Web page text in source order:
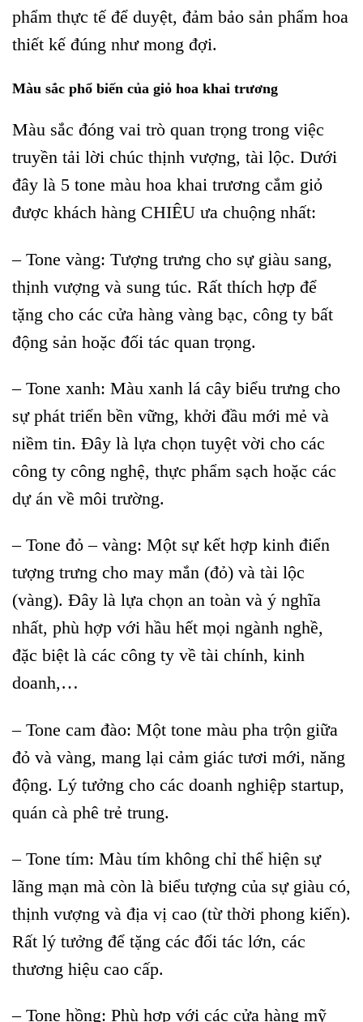
phẩm thực tế để duyệt, đảm bảo sản phẩm hoa
thiết kế đúng như mong đợi.
Màu sắc phổ biến của giỏ hoa khai trương
Màu sắc đóng vai trò quan trọng trong việc
truyền tải lời chúc thịnh vượng, tài lộc. Dưới
đây là 5 tone màu hoa khai trương cắm giỏ
được khách hàng CHIÊU ưa chuộng nhất:
– Tone vàng: Tượng trưng cho sự giàu sang,
thịnh vượng và sung túc. Rất thích hợp để
tặng cho các cửa hàng vàng bạc, công ty bất
động sản hoặc đối tác quan trọng.
– Tone xanh: Màu xanh lá cây biểu trưng cho
sự phát triển bền vững, khởi đầu mới mẻ và
niềm tin. Đây là lựa chọn tuyệt vời cho các
công ty công nghệ, thực phẩm sạch hoặc các
dự án về môi trường.
– Tone đỏ – vàng: Một sự kết hợp kinh điển
tượng trưng cho may mắn (đỏ) và tài lộc
(vàng). Đây là lựa chọn an toàn và ý nghĩa
nhất, phù hợp với hầu hết mọi ngành nghề,
đặc biệt là các công ty về tài chính, kinh
doanh,…
– Tone cam đào: Một tone màu pha trộn giữa
đỏ và vàng, mang lại cảm giác tươi mới, năng
động. Lý tưởng cho các doanh nghiệp startup,
quán cà phê trẻ trung.
– Tone tím: Màu tím không chỉ thể hiện sự
lãng mạn mà còn là biểu tượng của sự giàu có,
thịnh vượng và địa vị cao (từ thời phong kiến).
Rất lý tưởng để tặng các đối tác lớn, các
thương hiệu cao cấp.
– Tone hồng: Phù hợp với các cửa hàng mỹ